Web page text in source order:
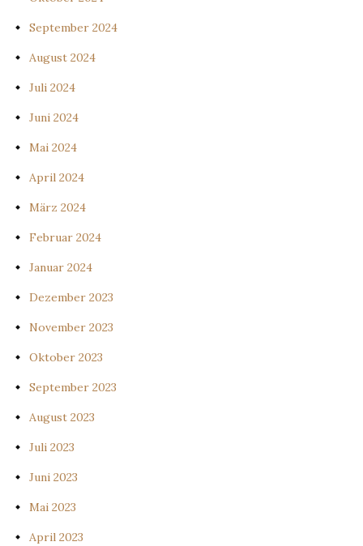
September 2024
August 2024
Juli 2024
Juni 2024
Mai 2024
April 2024
März 2024
Februar 2024
Januar 2024
Dezember 2023
November 2023
Oktober 2023
September 2023
August 2023
Juli 2023
Juni 2023
Mai 2023
April 2023